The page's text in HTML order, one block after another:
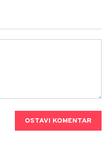
OSTAVI KOMENTAR